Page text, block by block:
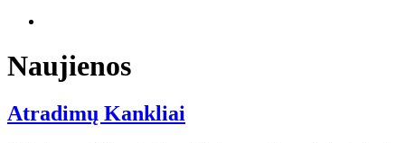
Naujienos
Atradimų Kankliai